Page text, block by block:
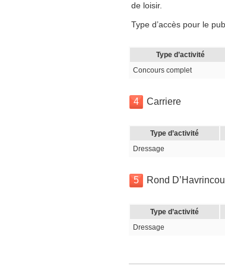
de loisir.
Type d’accès pour le
Type d’activité
Concours complet
4 Carriere
Type d’activité
Dressage
5 Rond
Type d’activité
Dressage